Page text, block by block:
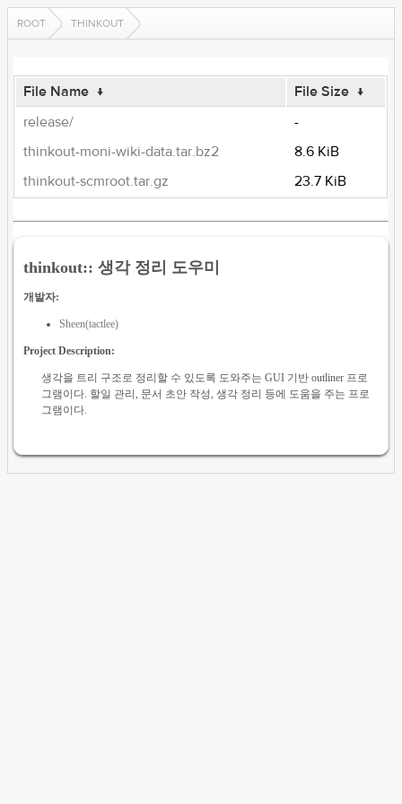
ROOT THINKOUT
File Name ↓ File Size ↓
release/
-
thinkout-moni-wiki-data.tar.bz2
8.6 KiB
thinkout-scmroot.tar.gz
23.7 KiB
thinkout:: 생각 정리 도우미
개발자:
Sheen(tactlee)
Project Description:
생각을 트리 구조로 정리할 수 있도록 도와주는 GUI 기반 outliner 프로
그램이다. 할일 관리, 문서 초안 작성, 생각 정리 등에 도움을 주는 프로
그램이다.